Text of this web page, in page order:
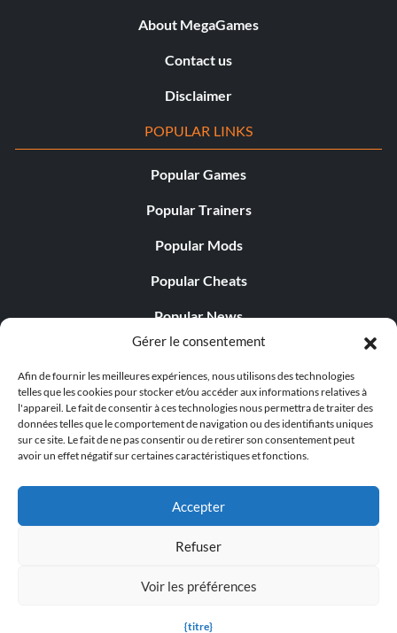
Gérer le consentement
Afin de fournir les meilleures expériences, nous utilisons des technologies
telles que les cookies pour stocker et/ou accéder aux informations relatives à
l'appareil. Le fait de consentir à ces technologies nous permettra de traiter des
données telles que le comportement de navigation ou des identifiants uniques
sur ce site. Le fait de ne pas consentir ou de retirer son consentement peut
avoir un effet négatif sur certaines caractéristiques et fonctions.
Accepter
Refuser
Voir les préférences
{titre}
About MegaGames
Contact us
Disclaimer
POPULAR LINKS
Popular Games
Popular Trainers
Popular Mods
Popular Cheats
Popular News
Popular Editorials
Popular Free Games
LATEST UPDATES
© 1998 - 2026 MegaGames.com All rights reserved
Settings